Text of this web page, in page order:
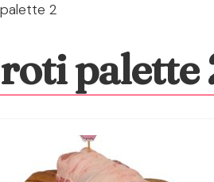
palette 2
roti palette